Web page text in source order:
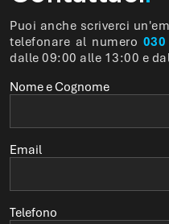
Puoi anche scriverci
telefonare al numero
dalle 09:00 alle 13:00 e
Nome e Cognome
Email
Telefono